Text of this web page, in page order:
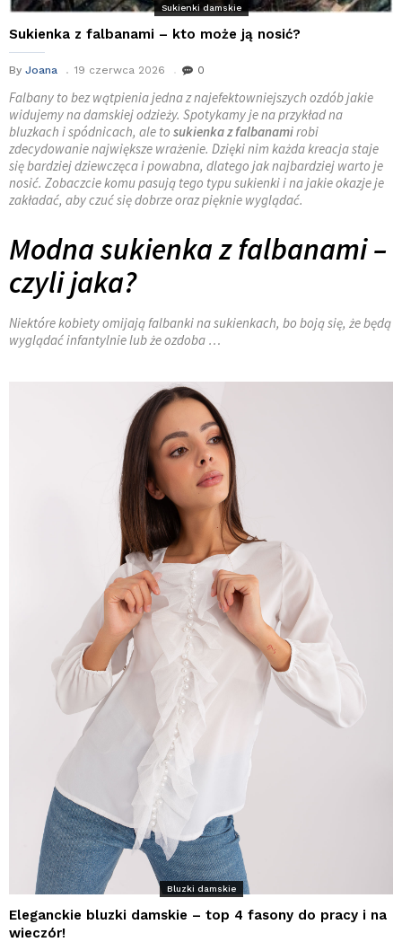
Sukienki damskie
Sukienka z falbanami – kto może ją nosić?
By Joana 19 czerwca 2026 0
Falbany to bez wątpienia jedna z najefektowniejszych ozdób jakie
widujemy na damskiej odzieży. Spotykamy je na przykład na
bluzkach i spódnicach, ale to sukienka z falbanamirobi
zdecydowanie największe wrażenie. Dzięki nim każda kreacja staje
się bardziej dziewczęca i powabna, dlatego jak najbardziej warto je
nosić. Zobaczcie komu pasują tego typu sukienki i na jakie okazje je
zakładać, aby czuć się dobrze oraz pięknie wyglądać.
Modna sukienka z falbanami –
czyli jaka?
Niektóre kobiety omijają falbanki na sukienkach, bo boją się, że będą
wyglądać infantylnie lub że ozdoba …
Bluzki damskie
Eleganckie bluzki damskie – top 4 fasony do pracy i na
wieczór!